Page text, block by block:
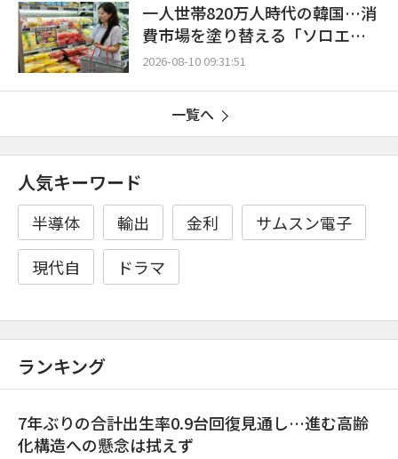
一人世帯820万人時代の韓国…消
費市場を塗り替える「ソロエコ
ノミー」の波
2026-08-10 09:31:51
一覧へ
人気キーワード
半導体 輸出 金利
サムスン電子
現代自
ドラマ
ランキング
7年ぶりの合計出生率0.9台回復見通し…進む高齢
化構造への懸念は拭えず